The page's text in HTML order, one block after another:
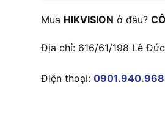
Mua HIKVISION ở đâu?
Địa chỉ: 616/61/198 Lê
Điện thoại: 0901.940.968